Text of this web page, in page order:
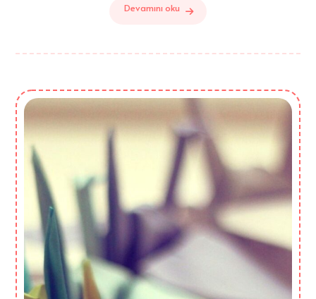
Devamını oku